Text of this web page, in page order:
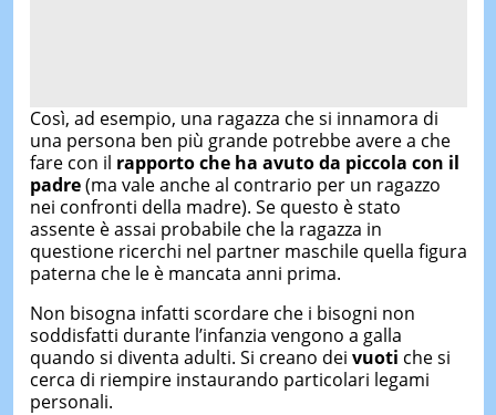
Così, ad esempio, una ragazza che si innamora di
una persona ben più grande potrebbe avere a che
fare con il rapporto che ha avuto da piccola con il
padre(ma vale anche al contrario per un ragazzo
nei confronti della madre). Se questo è stato
assente è assai probabile che la ragazza in
questione ricerchi nel partner maschile quella figura
paterna che le è mancata anni prima.
Non bisogna infatti scordare che i bisogni non
soddisfatti durante l’infanzia vengono a galla
quando si diventa adulti. Si creano dei vuoti che si
cerca di riempire instaurando particolari legami
personali.